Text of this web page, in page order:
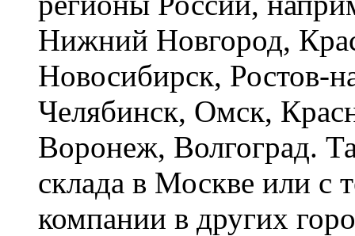
Нижний Новгород,
Новосибирск, Ростов-
Челябинск, Омск,
Воронеж, Волгоград.
склада в Москве или с
компании в других